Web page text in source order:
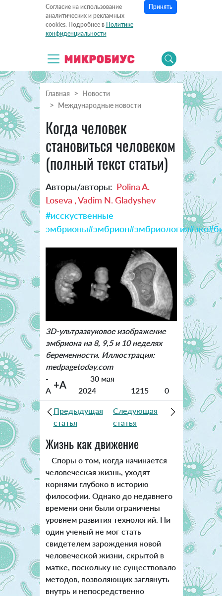
Согласие на использование
аналитических и рекламных
cookies. Подробнее в Политике
конфиденциальности
Принять
Главная
Новости
Международные новости
Когда человек
становиться человеком
(полный текст статьи)
Авторы/авторы: Polina A.
Loseva , Vadim N. Gladyshev
#исскуственные
эмбрионы#эмбрион#эмбриология#эко
3D-ультразвуковое изображение
эмбриона на 8, 9,5 и 10 неделях
беременности. Иллюстрация:
medpagetoday.com
-
A +A
30 мая
2024
1215 0
Предыдущая
статья
Следующая
статья
Жизнь как движение
Споры о том, когда начинается
человеческая жизнь, уходят
корнями глубоко в историю
философии. Однако до недавнего
времени они были ограничены
уровнем развития технологий. Ни
один ученый не мог стать
свидетелем зарождения новой
человеческой жизни, скрытой в
матке, поскольку не существовало
методов, позволяющих заглянуть
внутрь и непосредственно